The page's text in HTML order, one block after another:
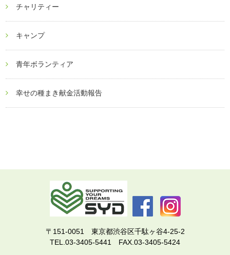
チャリティー
キャンプ
青年ボランティア
幸せの種まき献金活動報告
〒151-0051 東京都渋谷区千駄ヶ谷4-25-2
TEL.03-3405-5441 FAX.03-3405-5424